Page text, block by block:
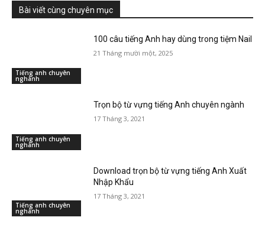
Bài viết cùng chuyên mục
Tiếng anh chuyên
nghành
100 câu tiếng Anh hay dùng trong tiệm Nail
21 Tháng mười một, 2025
Tiếng anh chuyên
nghành
Trọn bộ từ vựng tiếng Anh chuyên ngành
17 Tháng 3, 2021
Tiếng anh chuyên
nghành
Download trọn bộ từ vựng tiếng Anh Xuất
Nhập Khẩu
17 Tháng 3, 2021